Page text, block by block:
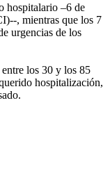
hospitalario –6 de
, mientras que los 7
urgencias de los
los 30 y los 85
hospitalización,